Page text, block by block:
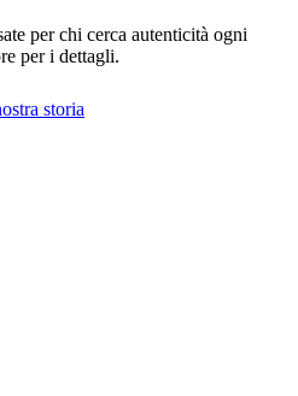
per chi cerca autenticità ogni
per i dettagli.
storia